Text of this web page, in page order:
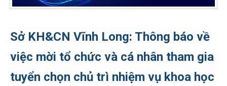
Sở KH&CN Vĩnh Long: Thông báo về
việc mời tổ chức và cá nhân tham gia
tuyển chọn chủ trì nhiệm vụ khoa học